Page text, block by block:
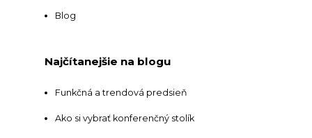
Blog
Najčítanejšie na blogu
Funkčná a trendová predsieň
Ako si vybrať konferenčný stolík